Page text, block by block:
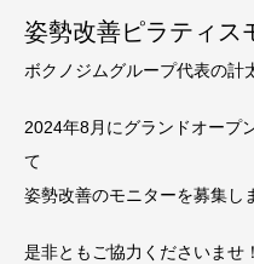
姿勢改善ピラティス
ボクノジムグループ代表の計
2024年8月にグランドオープ
て
姿勢改善のモニターを募集し
是非ともご協力くださいませ！